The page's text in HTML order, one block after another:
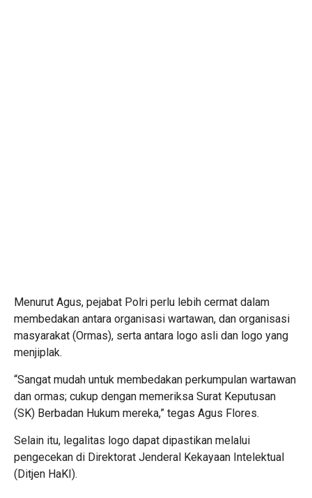
Menurut Agus, pejabat Polri perlu lebih cermat dalam
membedakan antara organisasi wartawan, dan organisasi
masyarakat (Ormas), serta antara logo asli dan logo yang
menjiplak.
“Sangat mudah untuk membedakan perkumpulan wartawan
dan ormas; cukup dengan memeriksa Surat Keputusan
(SK) Berbadan Hukum mereka,” tegas Agus Flores.
Selain itu, legalitas logo dapat dipastikan melalui
pengecekan di Direktorat Jenderal Kekayaan Intelektual
(Ditjen HaKI).